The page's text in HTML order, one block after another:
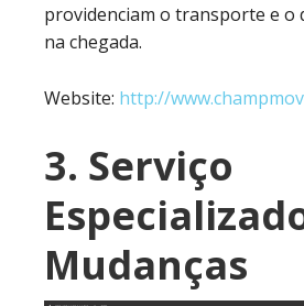
providenciam o transporte e o
na chegada.
Website: http://
3. Serviço
Mudanças